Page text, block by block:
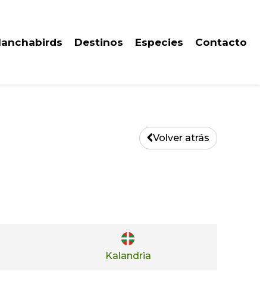
Destinos Especies Contacto
Volver atrás
Kalandria